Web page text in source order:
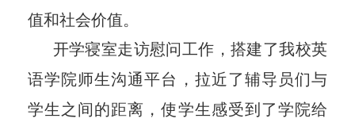
值和社会价值。
开学寝室走访慰问工作，搭建了我校英
语学院师生沟通平台，拉近了辅导员们与
学生之间的距离，使学生感受到了学院给